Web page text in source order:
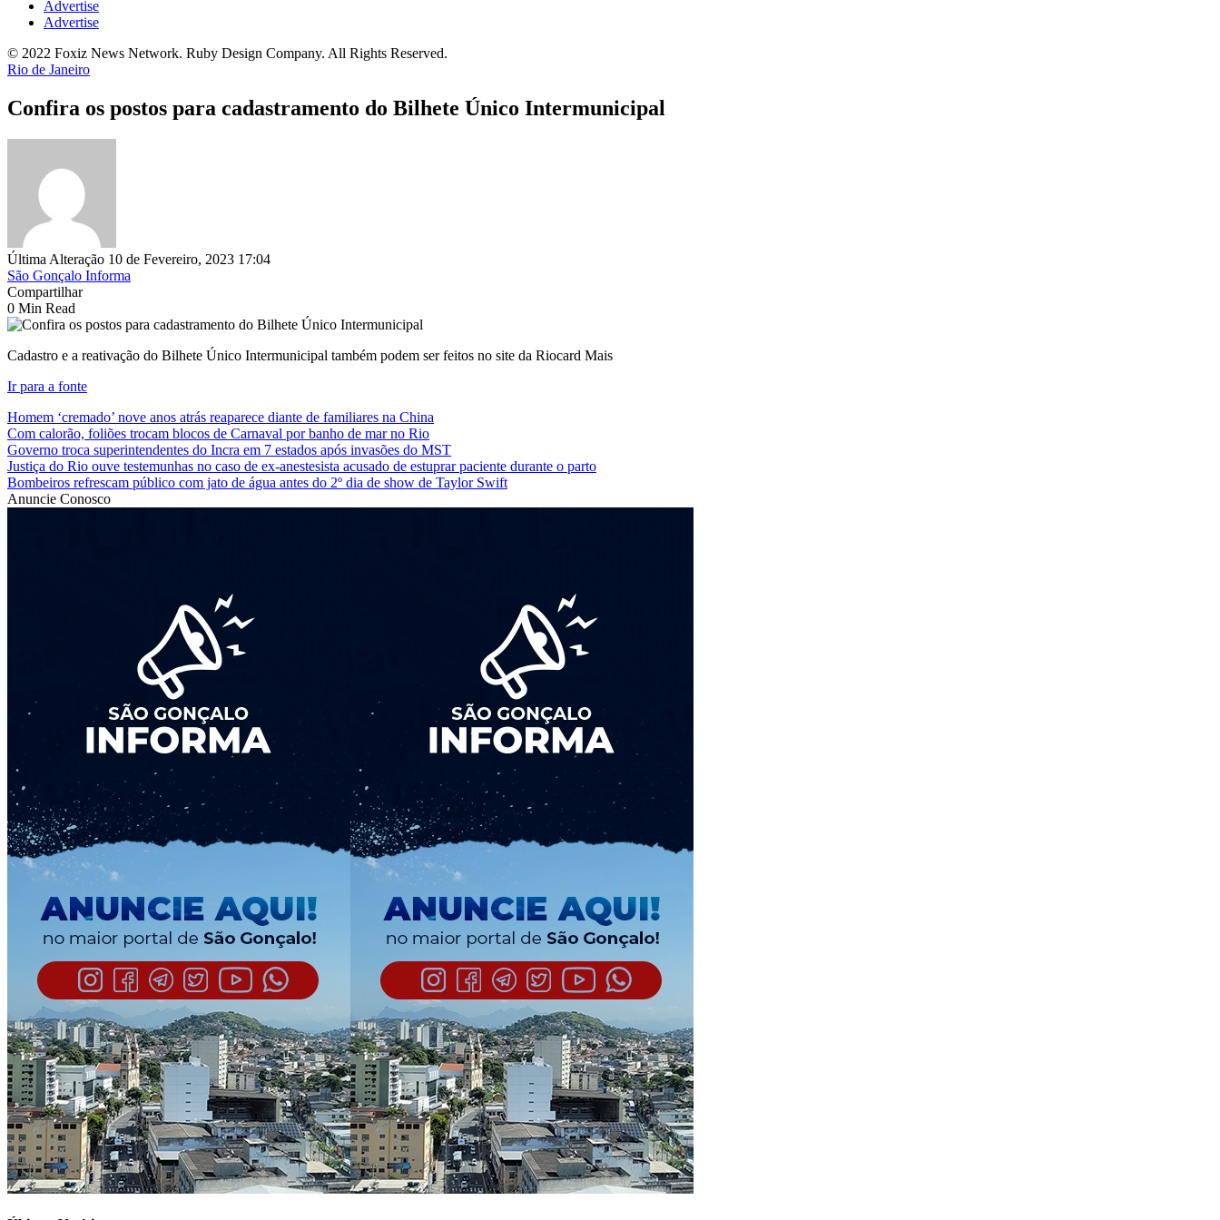
Advertise
Advertise
© 2022 Foxiz News Network. Ruby Design Company. All Rights Reserved.
Rio de Janeiro
Confira os postos para cadastramento do Bilhete Único Intermunicipal
Última Alteração 10 de Fevereiro, 2023 17:04
São Gonçalo Informa
Compartilhar
0 Min Read
Cadastro e a reativação do Bilhete Único Intermunicipal também podem ser feitos no site da Riocard Mais
Ir para a fonte
Homem ‘cremado’ nove anos atrás reaparece diante de familiares na China
Com calorão, foliões trocam blocos de Carnaval por banho de mar no Rio
Governo troca superintendentes do Incra em 7 estados após invasões do MST
Justiça do Rio ouve testemunhas no caso de ex-anestesista acusado de estuprar paciente durante o parto
Bombeiros refrescam público com jato de água antes do 2º dia de show de Taylor Swift
Anuncie Conosco